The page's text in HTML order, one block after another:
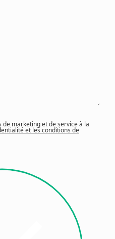
de marketing et de service à la
et les conditions de